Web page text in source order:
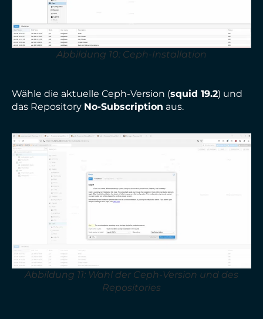
Abbildung 10: Ceph-Installation
Wähle die aktuelle Ceph-Version (squid 19.2) und
das Repository No-Subscription aus.
Abbildung 11: Wahl der Ceph-Version und des
Repositories